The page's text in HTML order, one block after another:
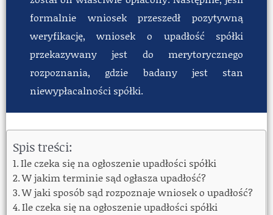
formalnie wniosek przeszedł pozytywną
weryfikację, wniosek o upadłość spółki
przekazywany jest do merytorycznego
rozpoznania, gdzie badany jest stan
niewypłacalności spółki.
Spis treści:
Ile czeka się na ogłoszenie upadłości spółki
W jakim terminie sąd ogłasza upadłość?
W jaki sposób sąd rozpoznaje wniosek o upadłość?
Ile czeka się na ogłoszenie upadłości spółki